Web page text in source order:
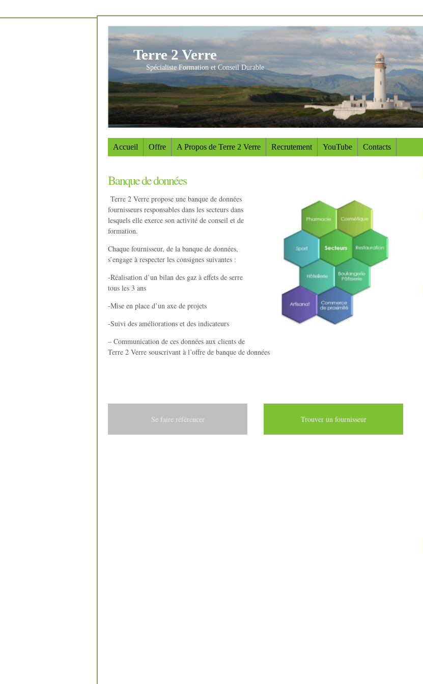
Terre 2 Verre
Spécialiste Formation et Conseil Durable
Accueil Offre A Propos de Terre 2 Verre Recrutement YouTube Contacts
Banque de données
Terre 2 Verre propose une banque de données
fournisseurs responsables dans les secteurs dans
lesquels elle exerce son activité de conseil et de
formation.
Chaque fournisseur, de la banque de données,
s’engage à respecter les consignes suivantes :
-Réalisation d’un bilan des gaz à effets de serre
tous les 3 ans
-Mise en place d’un axe de projets
-Suivi des améliorations et des indicateurs
– Communication de ces données aux clients de
Terre 2 Verre souscrivant à l’offre de banque de données
Se faire référencer Trouver un fournisseur